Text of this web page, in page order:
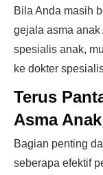
Bila Anda masih
gejala asma
spesialis anak,
ke dokter
Terus
Asma Anak
Bagian penting
seberapa efektif